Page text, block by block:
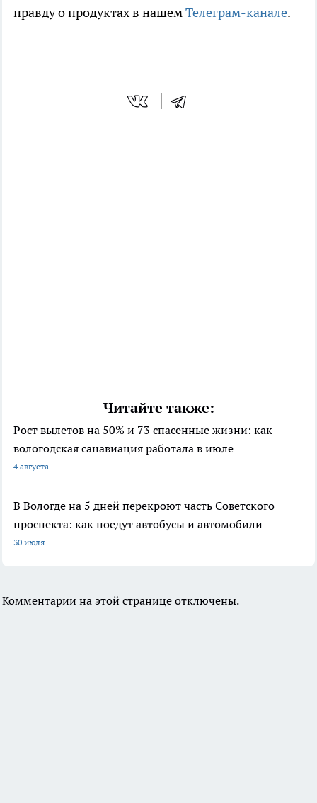
правду о продуктах в нашемТелеграм-канале.
Читайте также:
Рост вылетов на 50% и 73 спасенные жизни: как
вологодская санавиация работала в июле
4 августа
В Вологде на 5 дней перекроют часть Советского
проспекта: как поедут автобусы и автомобили
30 июля
Комментарии на этой странице отключены.